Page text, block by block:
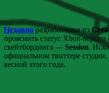
Недавноразработчики из
прояснить статус Xbox-версии
скейтбординга — Session.
официальном твиттере
весной этого года.